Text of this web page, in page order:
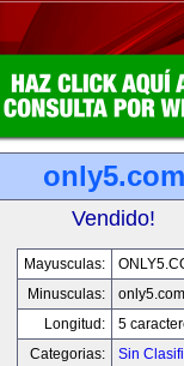
only5.com
Vendido!
Mayusculas:
Minusculas:
only5.com
Longitud:
5
Categorias:
Sin